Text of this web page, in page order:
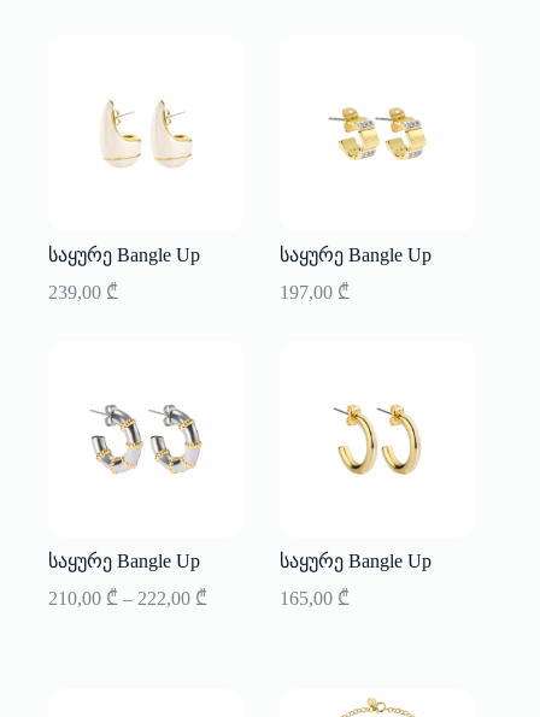
საყურე Bangle Up
239,00 ₾
საყურე Bangle Up
197,00 ₾
საყურე Bangle Up
210,00 ₾ – 222,00 ₾
საყურე Bangle Up
165,00 ₾